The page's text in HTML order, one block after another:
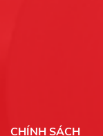
CHÍNH SÁCH